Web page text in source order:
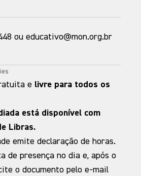
ou educativo@mon.org.br
e livre para todos os
está disponível com
Libras.
emite declaração de horas.
de presença no dia e, após o
o documento pelo e-mail